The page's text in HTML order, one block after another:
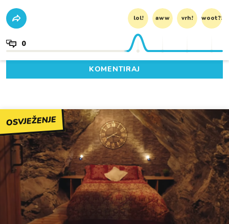
lol! aww vrh! woot?!
0
KOMENTIRAJ
OSVJEŽENJE